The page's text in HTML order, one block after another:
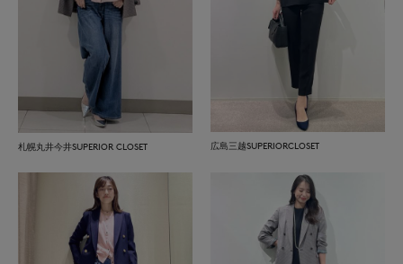
札幌丸井今井SUPERIOR CLOSET 広島三越SUPERIORCLOSET